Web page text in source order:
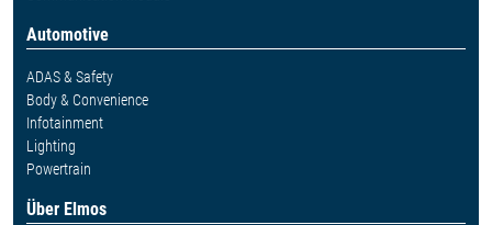
Automotive
ADAS & Safety
Body & Convenience
Infotainment
Lighting
Powertrain
Über Elmos